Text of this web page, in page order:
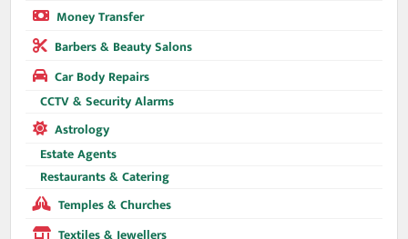
Money Transfer
Barbers & Beauty Salons
Car Body Repairs
CCTV & Security Alarms
Astrology
Estate Agents
Restaurants & Catering
Temples & Churches